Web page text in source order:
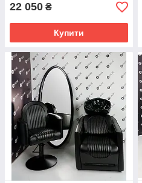
22 050 ₴
Купити